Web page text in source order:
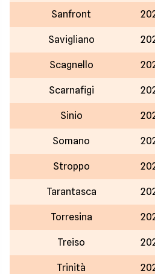
Sanfront
Savigliano
Scagnello
Scarnafigi
Sinio
Somano
Stroppo
Tarantasca
Torresina
Treiso
Trinità